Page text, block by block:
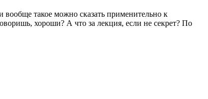
такое можно сказать применительно к
хороши? А что за лекция, если не секрет? По